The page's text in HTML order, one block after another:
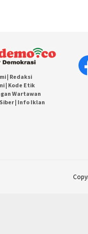
| Redaksi
| Kode Etik
Wartawan
| Info Iklan